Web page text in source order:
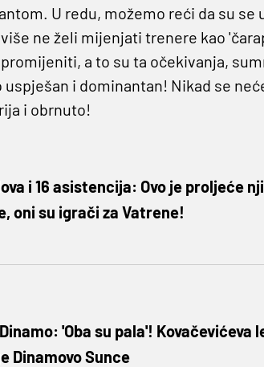
U redu, možemo reći da su se
ne želi mijenjati trenere kao
a to su ta očekivanja,
uspješan i dominantan! Nikad se
i obrnuto!
i 16 asistencija: Ovo je proljeće
oni su igrači za Vatrene!
'Oba su pala'! Kovačevićeva
Dinamovo Sunce